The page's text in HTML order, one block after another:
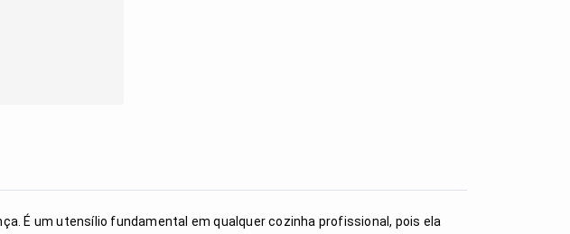
É um utensílio fundamental em qualquer cozinha profissional, pois ela